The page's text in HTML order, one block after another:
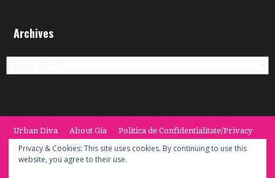
Archives
Archives
Urban Diva About Gia
Politica de Confidentialitate/Privacy
Termeni si Conditii / Terms
CONTACT Cookie Policy
© 2014 -2020 the Urban Diva. Provided by Keypoint Solutions.
Privacy & Cookies: This site uses cookies. By continuing to use this
website, you agree to their use.